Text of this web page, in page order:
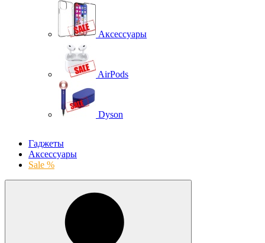
Аксессуары
AirPods
Dyson
Гаджеты
Аксессуары
Sale %